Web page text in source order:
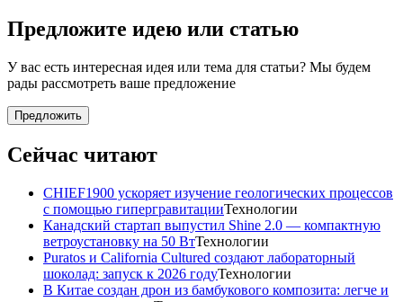
Предложите идею или статью
У вас есть интересная идея или тема для статьи? Мы будем
рады рассмотреть ваше предложение
Предложить
Сейчас читают
CHIEF1900 ускоряет изучение геологических процессов
с помощью гипергравитацииТехнологии
Канадский стартап выпустил Shine 2.0 — компактную
ветроустановку на 50 ВтТехнологии
Puratos и California Cultured создают лабораторный
шоколад: запуск к 2026 годуТехнологии
В Китае создан дрон из бамбукового композита: легче и